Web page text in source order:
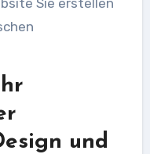
und